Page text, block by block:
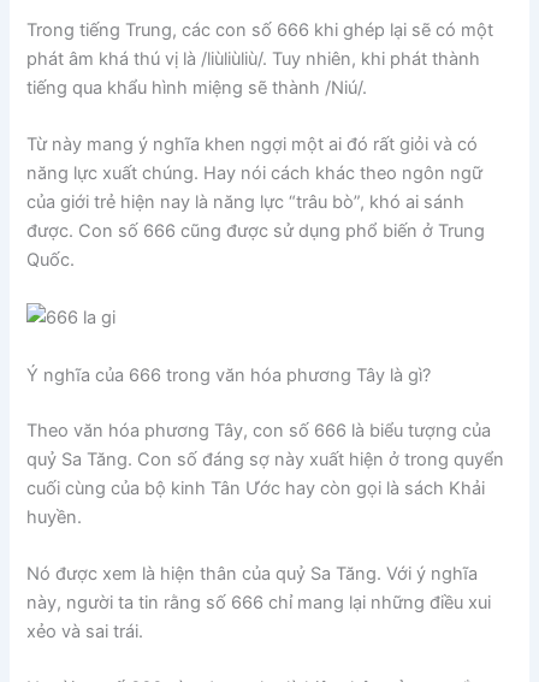
Trong tiếng Trung, các con số 666 khi ghép lại sẽ có một
phát âm khá thú vị là /liùliùliù/. Tuy nhiên, khi phát thành
tiếng qua khẩu hình miệng sẽ thành /Niú/.
Từ này mang ý nghĩa khen ngợi một ai đó rất giỏi và có
năng lực xuất chúng. Hay nói cách khác theo ngôn ngữ
của giới trẻ hiện nay là năng lực “trâu bò”, khó ai sánh
được. Con số 666 cũng được sử dụng phổ biến ở Trung
Quốc.
Ý nghĩa của 666 trong văn hóa phương Tây là gì?
Theo văn hóa phương Tây, con số 666 là biểu tượng của
quỷ Sa Tăng. Con số đáng sợ này xuất hiện ở trong quyển
cuối cùng của bộ kinh Tân Ước hay còn gọi là sách Khải
huyền.
Nó được xem là hiện thân của quỷ Sa Tăng. Với ý nghĩa
này, người ta tin rằng số 666 chỉ mang lại những điều xui
xẻo và sai trái.